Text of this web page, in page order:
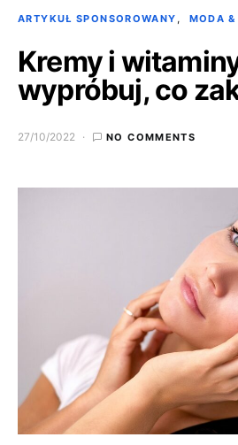
ARTYKUŁ SPONSOROWANY MODA &
Kremy i
wypróbuj, co
27/10/2022 NO COMMENTS